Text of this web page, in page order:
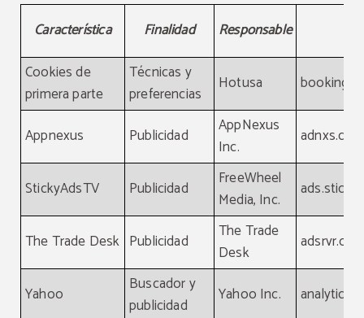
Característica Finalidad Responsable
Cookies de
primera parte
Técnicas y
preferencias
Hotusa booking-
Appnexus Publicidad
AppNexus
Inc.
adnxs.com
StickyAdsTV Publicidad
FreeWheel
Media, Inc.
The Trade Desk Publicidad
The Trade
Desk
adsrvr.org
Yahoo
Buscador y
publicidad
Yahoo Inc.